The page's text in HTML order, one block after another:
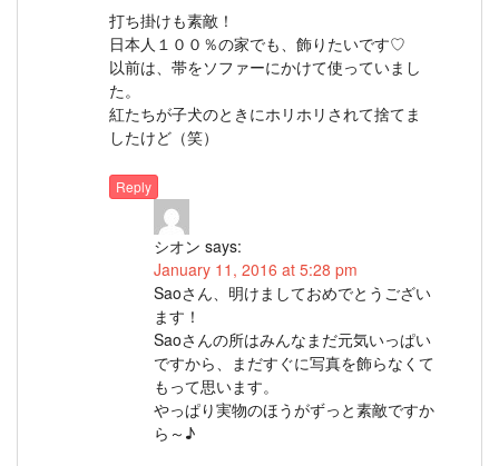
打ち掛けも素敵！
日本人１００％の家でも、飾りたいです♡
以前は、帯をソファーにかけて使っていまし
た。
紅たちが子犬のときにホリホリされて捨てま
したけど（笑）
Reply
シオン says:
January 11, 2016 at 5:28 pm
Saoさん、明けましておめでとうござい
ます！
Saoさんの所はみんなまだ元気いっぱい
ですから、まだすぐに写真を飾らなくて
もって思います。
やっぱり実物のほうがずっと素敵ですか
ら～♪